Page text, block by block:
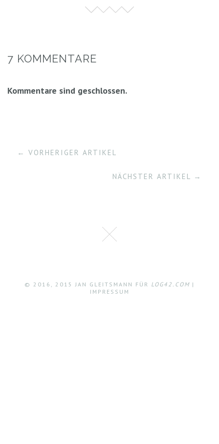
7 KOMMENTARE
Kommentare sind geschlossen.
← VORHERIGER ARTIKEL
NÄCHSTER ARTIKEL →
© 2016, 2015 JAN GLEITSMANN FÜR LOG42.COM |
IMPRESSUM